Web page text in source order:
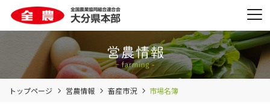
トップページ 営農情報 畜産市況 市場名簿